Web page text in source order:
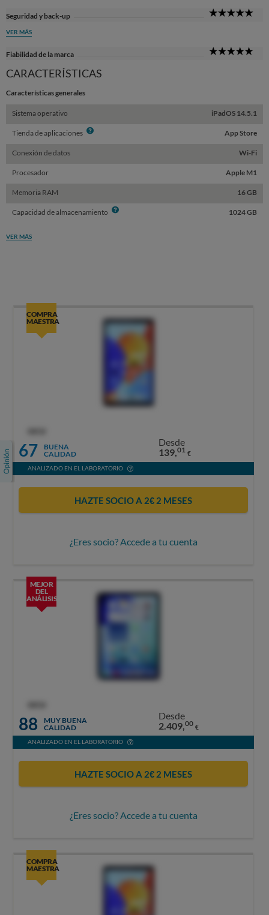
Seguridad y back-up
VER MÁS
Fiabilidad de la marca
CARACTERÍSTICAS
Características generales
Sistema operativo iPadOS 14.5.1
Tienda de aplicaciones Info App Store
Conexión de datos Wi-Fi
Procesador Apple M1
Memoria RAM 16 GB
Capacidad de almacenamiento Info 1024 GB
VER MÁS
COMPRA
MAESTRA
67
BUENA
CALIDAD
Desde
139,01 €
ANALIZADO EN EL LABORATORIO
HAZTE SOCIO A 2€ 2 MESES
¿Eres socio? Accede a tu cuenta
MEJOR
DEL
ANÁLISIS
88
MUY BUENA
CALIDAD
Desde
2.409,00 €
ANALIZADO EN EL LABORATORIO
HAZTE SOCIO A 2€ 2 MESES
¿Eres socio? Accede a tu cuenta
COMPRA
MAESTRA